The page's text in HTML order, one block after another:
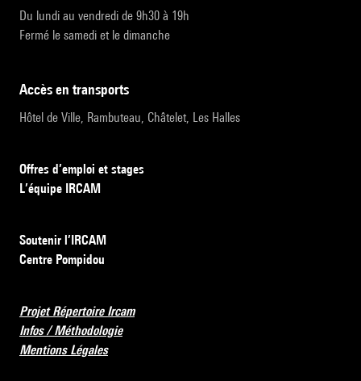
Du lundi au vendredi de 9h30 à 19h
Fermé le samedi et le dimanche
accès en transports
Hôtel de Ville, Rambuteau, Châtelet, Les Halles
Offres d’emploi et stages
L’équipe IRCAM
Soutenir l’IRCAM
Centre Pompidou
Projet Répertoire Ircam
Infos / Méthodologie
Mentions Légales